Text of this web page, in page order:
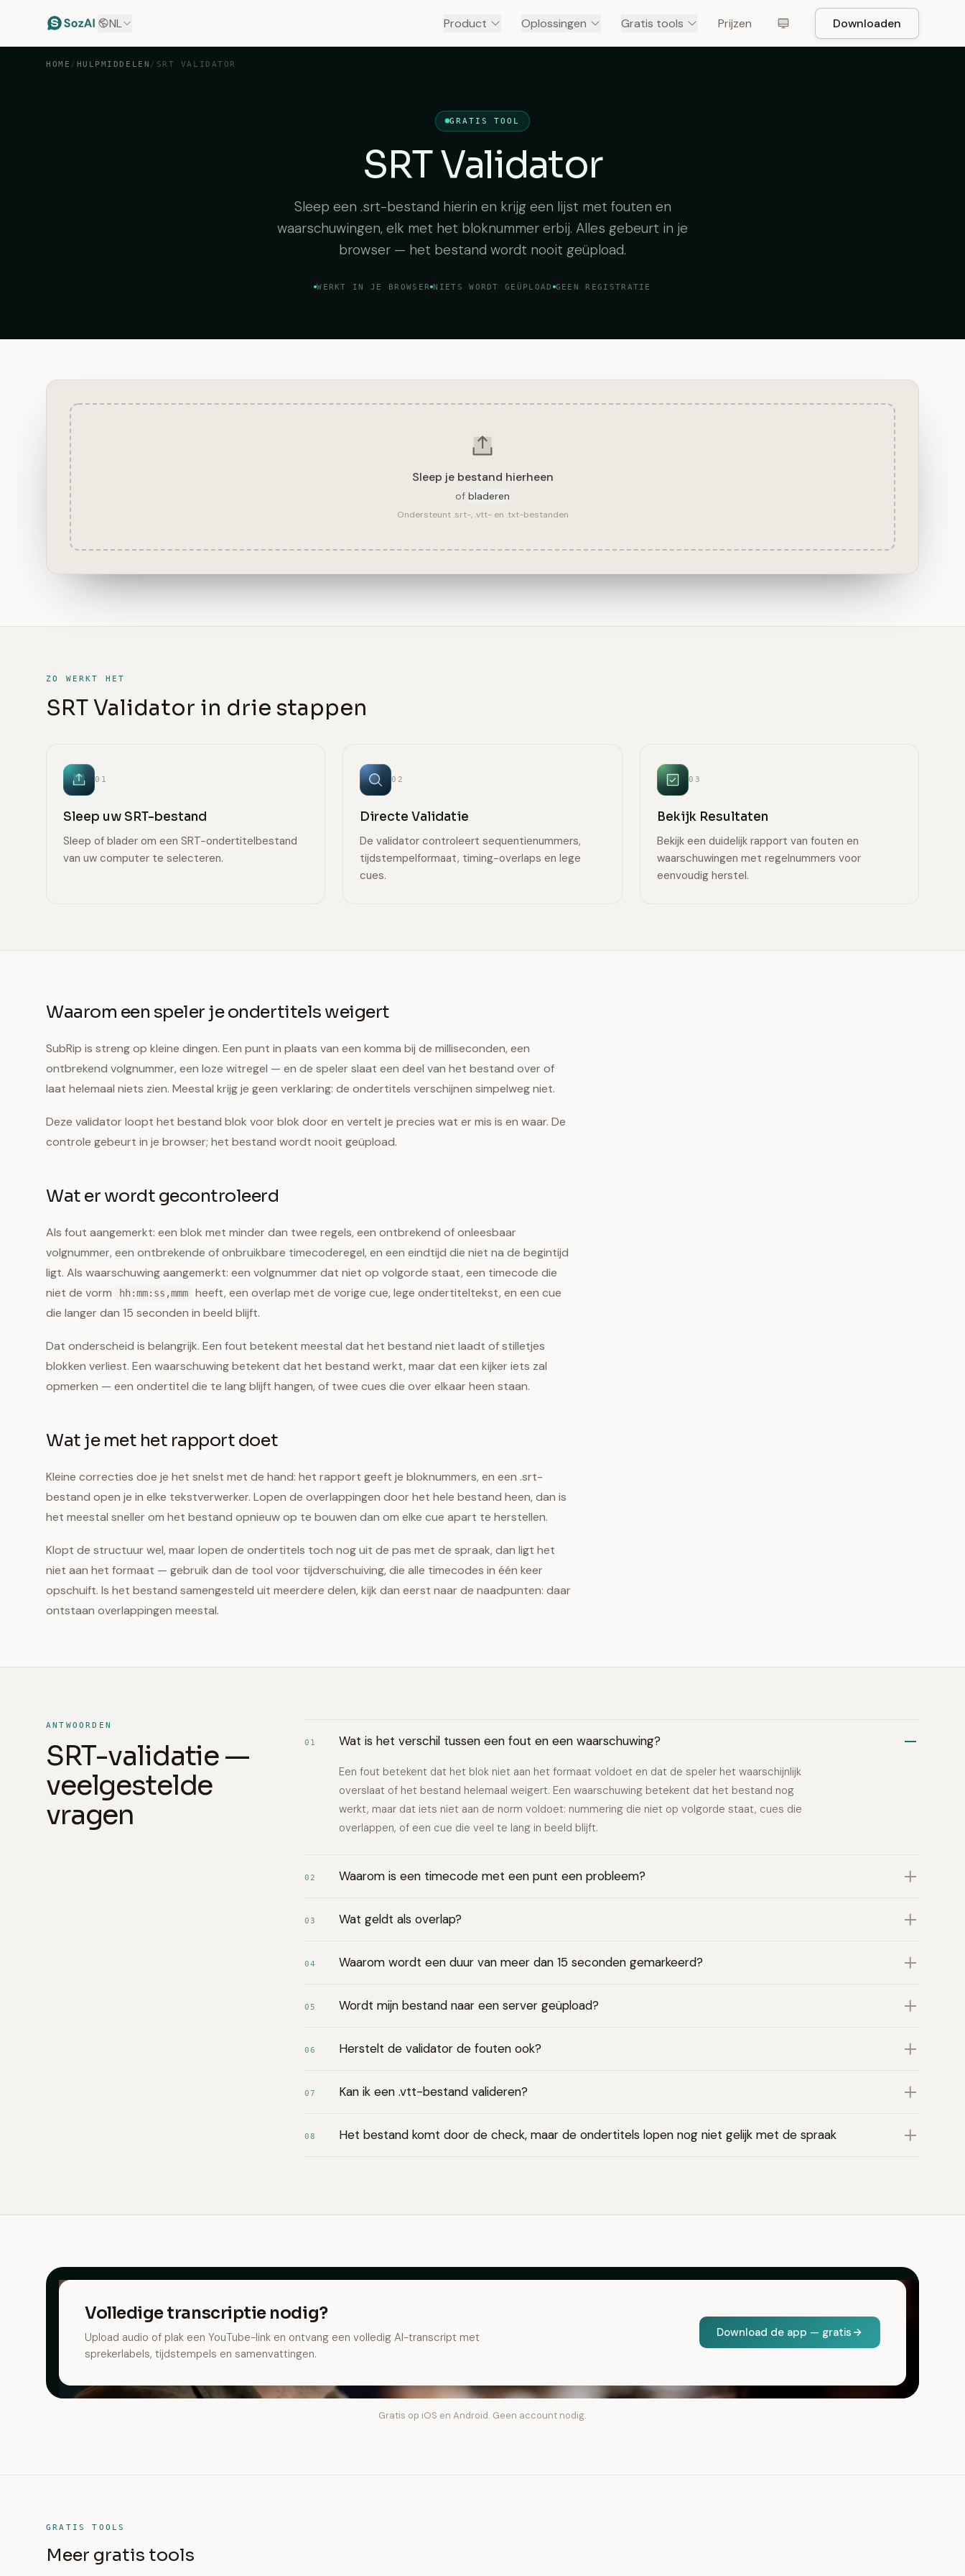
NL Product Oplossingen Gratis tools Prijzen Downloaden
HOME / HULPMIDDELEN / SRT VALIDATOR
GRATIS TOOL
SRT Validator
Sleep een .srt-bestand hierin en krijg een lijst met fouten en
waarschuwingen, elk met het bloknummer erbij. Alles gebeurt in je
browser — het bestand wordt nooit geüpload.
WERKT IN JE BROWSER NIETS WORDT GEÜPLOAD GEEN REGISTRATIE
Sleep je bestand hierheen
of bladeren
Ondersteunt .srt-, .vtt- en .txt-bestanden
ZO WERKT HET
SRT Validator in drie stappen
01
Sleep uw SRT-bestand
Sleep of blader om een SRT-ondertitelbestand
van uw computer te selecteren.
02
Directe Validatie
De validator controleert sequentienummers,
tijdstempelformaat, timing-overlaps en lege
cues.
03
Bekijk Resultaten
Bekijk een duidelijk rapport van fouten en
waarschuwingen met regelnummers voor
eenvoudig herstel.
Waarom een speler je ondertitels weigert
SubRip is streng op kleine dingen. Een punt in plaats van een komma bij de milliseconden, een
ontbrekend volgnummer, een loze witregel — en de speler slaat een deel van het bestand over of
laat helemaal niets zien. Meestal krijg je geen verklaring: de ondertitels verschijnen simpelweg niet.
Deze validator loopt het bestand blok voor blok door en vertelt je precies wat er mis is en waar. De
controle gebeurt in je browser; het bestand wordt nooit geüpload.
Wat er wordt gecontroleerd
Als fout aangemerkt: een blok met minder dan twee regels, een ontbrekend of onleesbaar
volgnummer, een ontbrekende of onbruikbare timecoderegel, en een eindtijd die niet na de begintijd
ligt. Als waarschuwing aangemerkt: een volgnummer dat niet op volgorde staat, een timecode die
niet de vorm
hh:mm:ss,mmm
heeft, een overlap met de vorige cue, lege ondertiteltekst, en een cue
die langer dan 15 seconden in beeld blijft.
Dat onderscheid is belangrijk. Een fout betekent meestal dat het bestand niet laadt of stilletjes
blokken verliest. Een waarschuwing betekent dat het bestand werkt, maar dat een kijker iets zal
opmerken — een ondertitel die te lang blijft hangen, of twee cues die over elkaar heen staan.
Wat je met het rapport doet
Kleine correcties doe je het snelst met de hand: het rapport geeft je bloknummers, en een .srt-
bestand open je in elke tekstverwerker. Lopen de overlappingen door het hele bestand heen, dan is
het meestal sneller om het bestand opnieuw op te bouwen dan om elke cue apart te herstellen.
Klopt de structuur wel, maar lopen de ondertitels toch nog uit de pas met de spraak, dan ligt het
niet aan het formaat — gebruik dan de tool voor tijdverschuiving, die alle timecodes in één keer
opschuift. Is het bestand samengesteld uit meerdere delen, kijk dan eerst naar de naadpunten: daar
ontstaan overlappingen meestal.
ANTWOORDEN
SRT-validatie —
veelgestelde
vragen
01 Wat is het verschil tussen een fout en een waarschuwing?
Een fout betekent dat het blok niet aan het formaat voldoet en dat de speler het waarschijnlijk
overslaat of het bestand helemaal weigert. Een waarschuwing betekent dat het bestand nog
werkt, maar dat iets niet aan de norm voldoet: nummering die niet op volgorde staat, cues die
overlappen, of een cue die veel te lang in beeld blijft.
02 Waarom is een timecode met een punt een probleem?
03 Wat geldt als overlap?
04 Waarom wordt een duur van meer dan 15 seconden gemarkeerd?
05 Wordt mijn bestand naar een server geüpload?
06 Herstelt de validator de fouten ook?
07 Kan ik een .vtt-bestand valideren?
08 Het bestand komt door de check, maar de ondertitels lopen nog niet gelijk met de spraak
Volledige transcriptie nodig?
Upload audio of plak een YouTube-link en ontvang een volledig AI-transcript met
sprekerlabels, tijdstempels en samenvattingen.
Download de app — gratis
Gratis op iOS en Android. Geen account nodig.
GRATIS TOOLS
Meer gratis tools